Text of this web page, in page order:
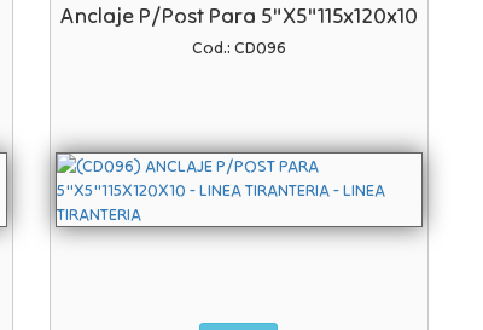
Anclaje P/post Para 5"x5"115x120x10
Cod.: CD096